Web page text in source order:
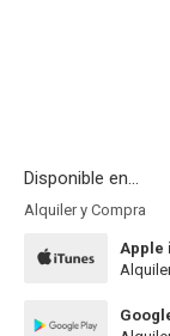
Disponible en...
Alquiler y Compra
Apple